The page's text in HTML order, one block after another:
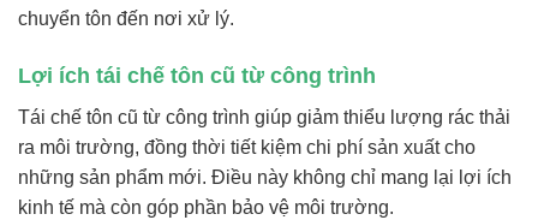
chuyển tôn đến nơi xử lý.
Lợi ích tái chế tôn cũ từ công trình
Tái chế tôn cũ từ công trình giúp giảm thiểu lượng rác thải
ra môi trường, đồng thời tiết kiệm chi phí sản xuất cho
những sản phẩm mới. Điều này không chỉ mang lại lợi ích
kinh tế mà còn góp phần bảo vệ môi trường.